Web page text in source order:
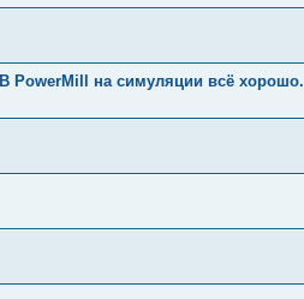
PowerMill на симуляции всё хорошо.